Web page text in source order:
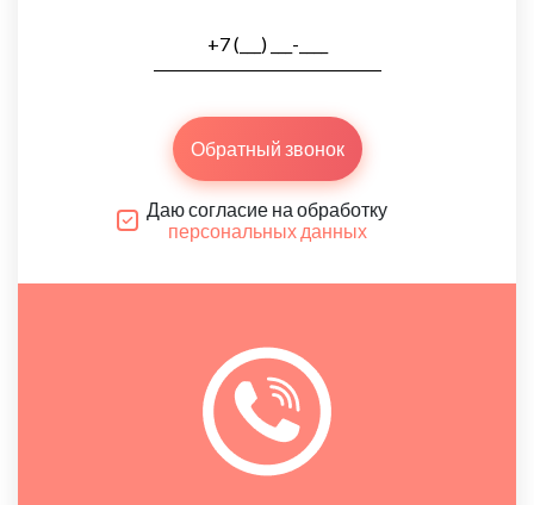
Обратный звонок
Даю согласие на обработку
персональных данных